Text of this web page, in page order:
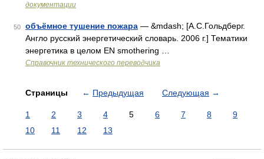
документации
50 объёмное тушение пожара — &mdash; [А.С.Гольдберг.
Англо русский энергетический словарь. 2006 г.] Тематики
энергетика в целом EN smothering …
Справочник технического переводчика
Страницы ← Предыдущая Следующая →
1 2 3 4 5 6 7 8
9
10
11 12 13